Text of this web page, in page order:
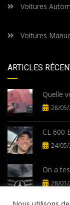
Voitures
Voitures
ARTICLES
Quelle
28/05/
CL 600
24/05/
On a
28/01/